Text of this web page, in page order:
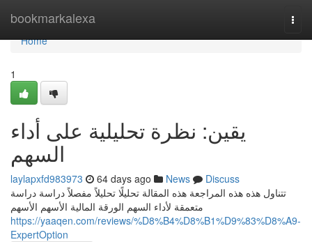
bookmarkalexa
Home
Home
1
يقين: نظرة تحليلية على أداء
السهم
laylapxfd983973 64 days ago News
Discuss
تتناول هذه هذه المراجعة هذه المقالة تحليلًا تحليلاً مفصلاً دراسة دراسة
متعمقة لأداء السهم الورقة المالية الأسهم الأسهم
https://yaaqen.com/reviews/%D8%B4%D8%B1%D9%83%D8%A9-
ExpertOption